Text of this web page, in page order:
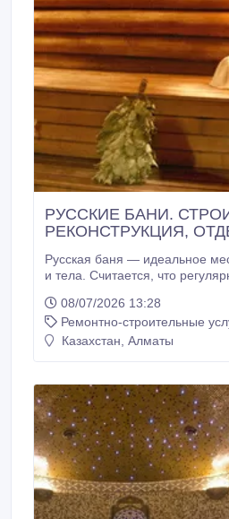
РУССКИЕ БАНИ.
РЕКОНСТРУКЦИЯ,
Русская баня — идеальное
и тела. Считается, что регулярные посещения
и ясность ума. Мы не первый
отделкой и установкой
банях, и имеем достаточный опыт для того чтобы
08/07/2026 13:28
Ремонтно-строительные
Казахстан, Алматы